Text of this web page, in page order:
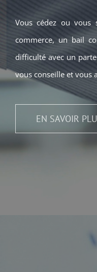
Vous cédez ou vous
commerce, un bail
difficulté avec un
vous conseille et vous
EN SAVOIR